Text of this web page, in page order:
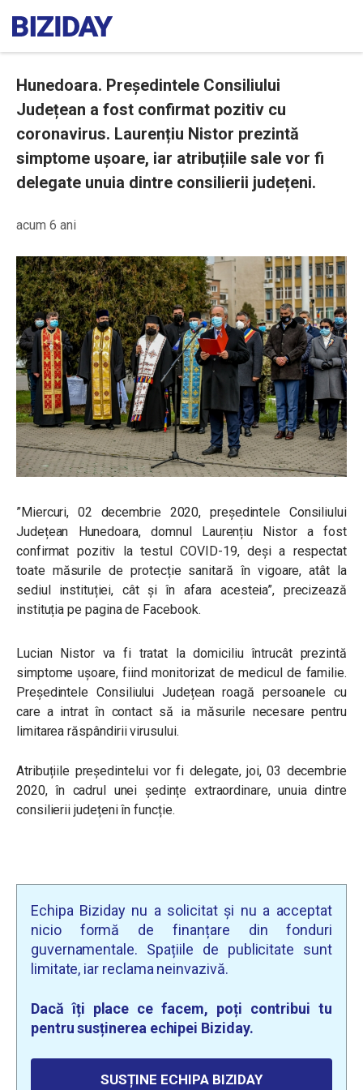
Hunedoara. Președintele Consiliului
Județean a fost confirmat pozitiv cu
coronavirus. Laurențiu Nistor prezintă
simptome ușoare, iar atribuțiile sale vor fi
delegate unuia dintre consilierii județeni.
acum 6 ani
”Miercuri, 02 decembrie 2020, președintele Consiliului
Județean Hunedoara, domnul Laurențiu Nistor a fost
confirmat pozitiv la testul COVID-19, deși a respectat
toate măsurile de protecție sanitară în vigoare, atât la
sediul instituției, cât și în afara acesteia”, precizează
instituția pe pagina de Facebook.
Lucian Nistor va fi tratat la domiciliu întrucât prezintă
simptome ușoare, fiind monitorizat de medicul de familie.
Președintele Consiliului Județean roagă persoanele cu
care a intrat în contact să ia măsurile necesare pentru
limitarea răspândirii virusului.
Atribuțiile președintelui vor fi delegate, joi, 03 decembrie
2020, în cadrul unei ședințe extraordinare, unuia dintre
consilierii județeni în funcție.
Echipa Biziday nu a solicitat și nu a acceptat
nicio formă de finanțare din fonduri
guvernamentale. Spațiile de publicitate sunt
limitate, iar reclama neinvazivă.
Dacă îți place ce facem, poți contribui tu
pentru susținerea echipei Biziday.
SUSȚINE ECHIPA BIZIDAY